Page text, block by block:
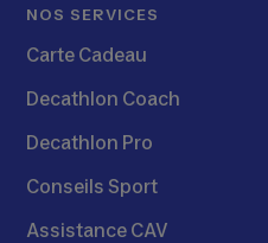
NOS SERVICES
Carte Cadeau
Decathlon Coach
Decathlon Pro
Conseils Sport
Assistance CAV